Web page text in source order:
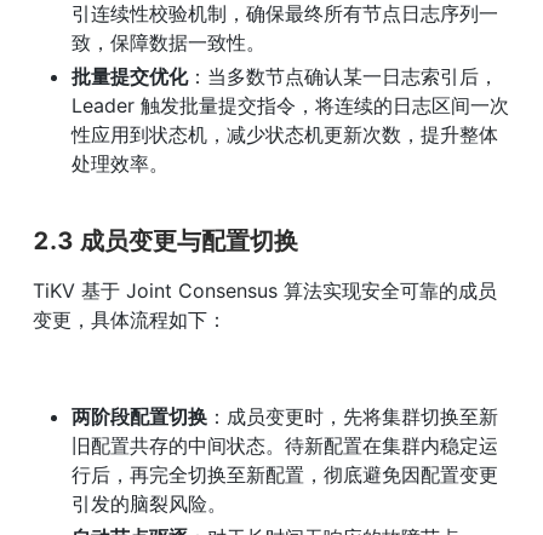
引连续性校验机制，确保最终所有节点日志序列一
致，保障数据一致性。
批量提交优化：当多数节点确认某一日志索引后，
Leader 触发批量提交指令，将连续的日志区间一次
性应用到状态机，减少状态机更新次数，提升整体
处理效率。
2.3 成员变更与配置切换
TiKV 基于 Joint Consensus 算法实现安全可靠的成员
变更，具体流程如下：
两阶段配置切换 ：成员变更时，先将集群切换至新
旧配置共存的中间状态。待新配置在集群内稳定运
行后，再完全切换至新配置，彻底避免因配置变更
引发的脑裂风险。